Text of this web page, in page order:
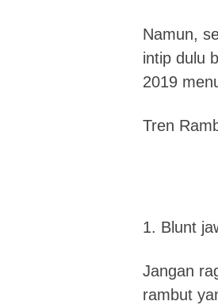
Namun,
intip dulu
2019
Tren
1. Blunt
Jangan
rambut